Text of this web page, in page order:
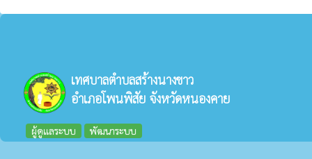
เทศบาลตำบลสร้างนางขาว
อำเภอโพนพิสัย จังหวัดหนองคาย
ผู้ดูแลระบบ พัฒนาระบบ